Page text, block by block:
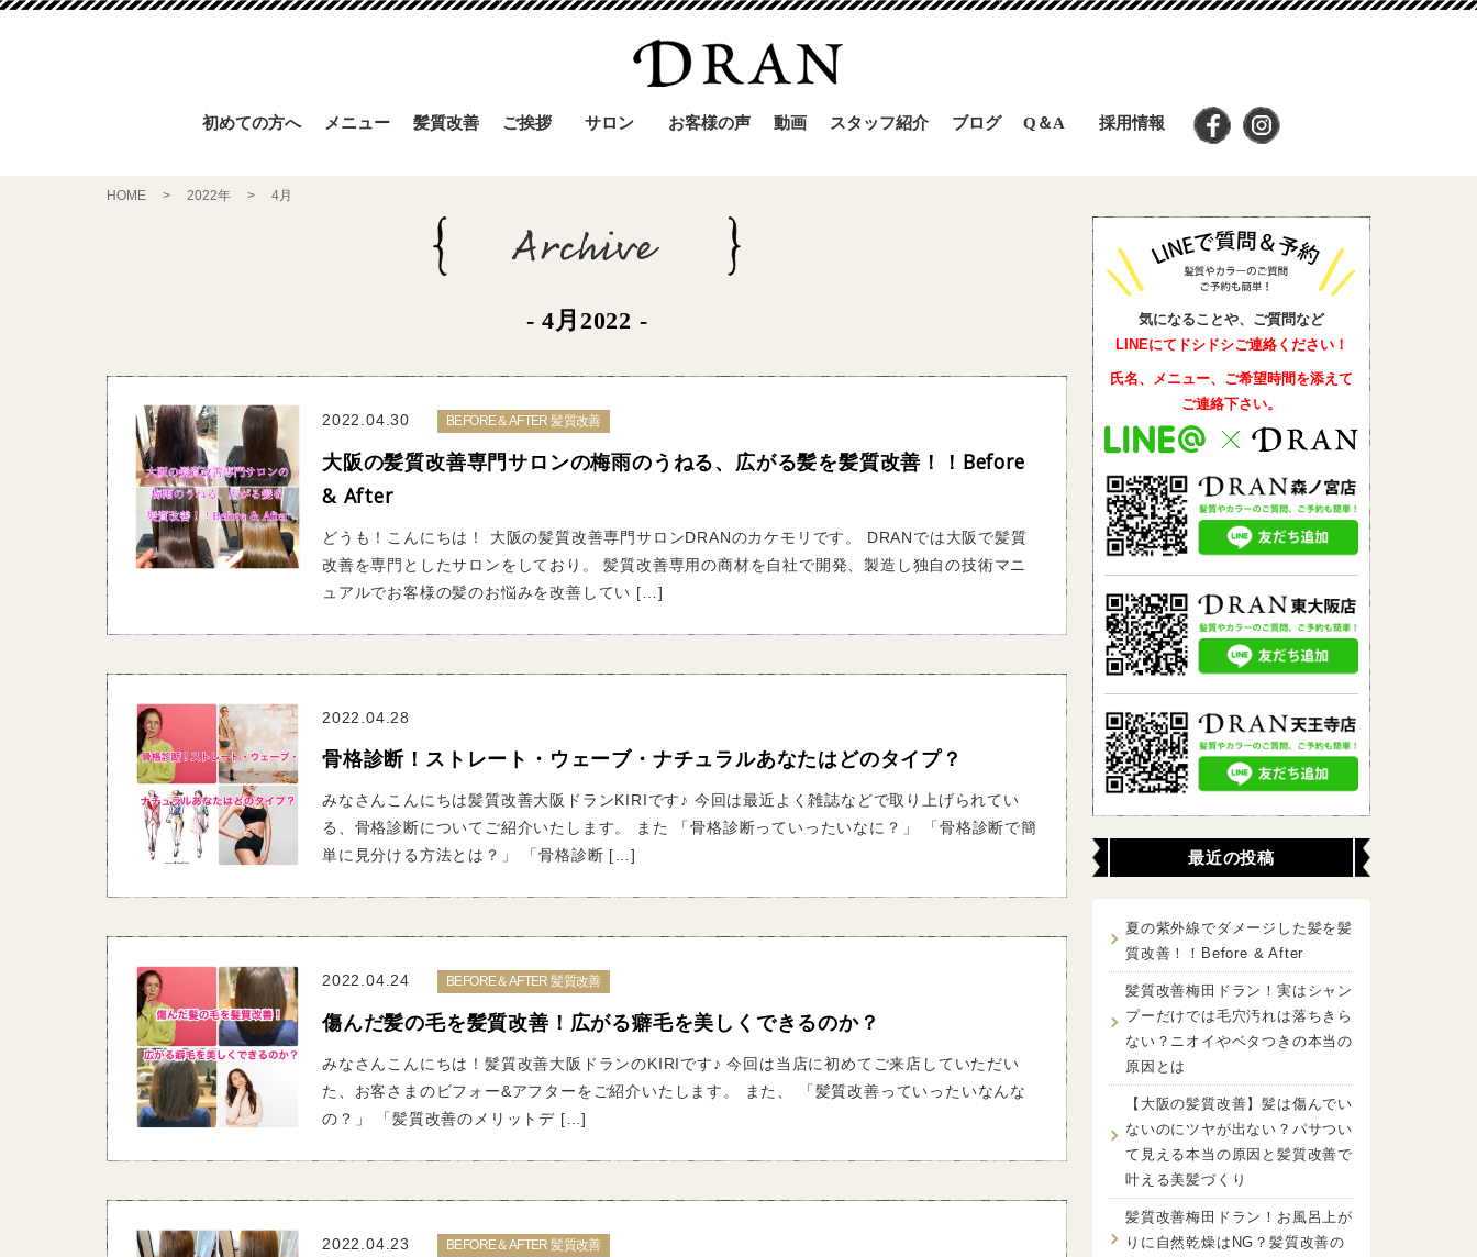
初めての方へ メニュー 髪質改善 ご挨拶 サロン お客様の声 動画 スタッフ紹介 ブログ Q＆A 採用情報
HOME > 2022年 > 4月
- 4月2022 -
2022.04.30 BEFORE＆AFTER 髪質改善
大阪の髪質改善専門サロンの梅雨のうねる、広がる髪を髪質改善！！Before
& After
どうも！こんにちは！ 大阪の髪質改善専門サロンDRANのカケモリです。 DRANでは大阪で髪質
改善を専門としたサロンをしており。 髪質改善専用の商材を自社で開発、製造し独自の技術マニ
ュアルでお客様の髪のお悩みを改善してい […]
2022.04.28
骨格診断！ストレート・ウェーブ・ナチュラルあなたはどのタイプ？
みなさんこんにちは髪質改善大阪ドランKIRIです♪ 今回は最近よく雑誌などで取り上げられてい
る、骨格診断についてご紹介いたします。 また 「骨格診断っていったいなに？」 「骨格診断で簡
単に見分ける方法とは？」 「骨格診断 […]
2022.04.24 BEFORE＆AFTER 髪質改善
傷んだ髪の毛を髪質改善！広がる癖毛を美しくできるのか？
みなさんこんにちは！髪質改善大阪ドランのKIRIです♪ 今回は当店に初めてご来店していただい
た、お客さまのビフォー&アフターをご紹介いたします。 また、 「髪質改善っていったいなんな
の？」 「髪質改善のメリットデ […]
2022.04.23 BEFORE＆AFTER 髪質改善
気になることや、ご質問など
LINEにてドシドシご連絡ください！
氏名、メニュー、ご希望時間を添えて
ご連絡下さい。
最近の投稿
夏の紫外線でダメージした髪を髪
質改善！！Before & After
髪質改善梅田ドラン！実はシャン
プーだけでは毛穴汚れは落ちきら
ない？ニオイやベタつきの本当の
原因とは
【大阪の髪質改善】髪は傷んでい
ないのにツヤが出ない？パサつい
て見える本当の原因と髪質改善で
叶える美髪づくり
髪質改善梅田ドラン！お風呂上が
りに自然乾燥はNG？髪質改善の